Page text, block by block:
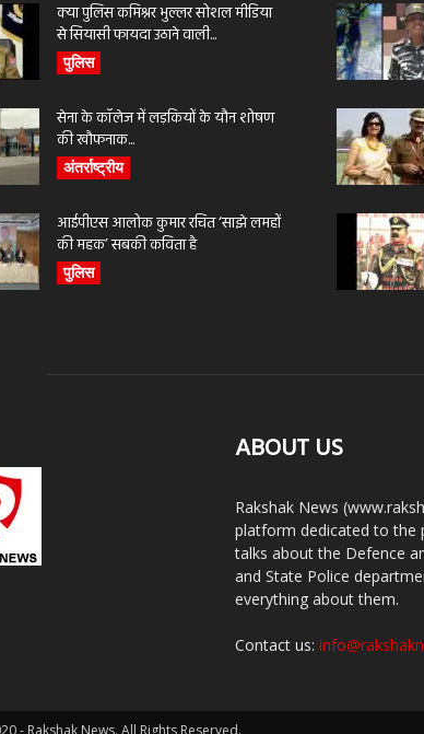
क्या पुलिस कमिश्नर भुल्लर सोशल मीडिया
से सियासी फायदा उठाने वाली...
पुलिस
सेना के कॉलेज में लड़कियों के यौन शोषण
की खौफनाक...
अंतर्राष्ट्रीय
आईपीएस आलोक कुमार रचित ‘साझे लमहों
की महक’ सबकी कविता है
पुलिस
ABOUT US
Rakshak News
platform dedicated to the
talks about the Defence
and State Police
everything about them.
Contact us:
- Rakshak News. All Rights Reserved.